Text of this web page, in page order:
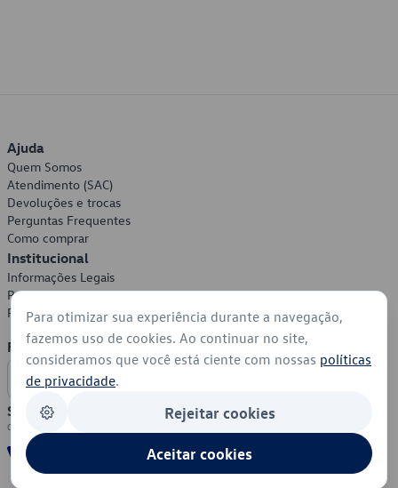
Ajuda
Quem Somos
Atendimento (SAC)
Devoluções e trocas
Perguntas Frequentes
Como comprar
Institucional
Informações Legais
Política de Privacidade
Política de Cookies
Formas de Pagamento
Segurança
Para otimizar sua experiência durante a navegação,
fazemos uso de cookies. Ao continuar no site,
consideramos que você está ciente com nossas políticas
de privacidade.
Rejeitar cookies
Aceitar cookies